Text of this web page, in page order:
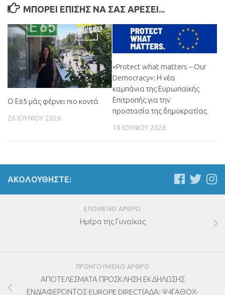
ΜΠΟΡΕΊ ΕΠΊΣΗΣ ΝΑ ΣΑΣ ΑΡΈΣΕΙ...
Ο Ε65 μάς φέρνει πιο κοντά
26 ΙΟΥΝΊΟΥ 2026
«Protect what matters – Our
Democracy»: Η νέα
καμπάνια της Ευρωπαϊκής
Επιτροπής για την
προστασία της δημοκρατίας
19 ΙΟΥΝΊΟΥ 2026
ΑΚΟΛΟΥΘΉΣΤΕ:
ΕΠΌΜΕΝΟ ΆΡΘΡΟ
Ημέρα της Γυναίκας
ΠΡΟΗΓΟΎΜΕΝΟ ΆΡΘΡΟ
ΑΠΟΤΕΛΕΣΜΑΤΑ ΠΡΟΣΚΛΗΣΗ ΕΚΔΗΛΩΣΗΣ
ΕΝΔΙΑΦΕΡΟΝΤΟΣ-EUROPE DIRECT(ΑΔΑ: Ψ4ΓΑΘΟΧ-